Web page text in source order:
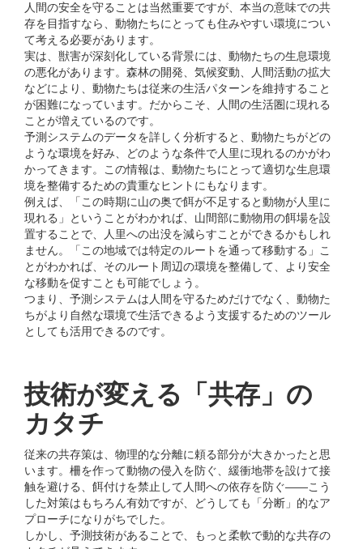
⼈間の安全を守ることは当然重要ですが、本当の意味での共
存を⽬指すなら、動物たちにとっても住みやすい環境につい
て考える必要があります。
実は、獣害が深刻化している背景には、動物たちの⽣息環境
の悪化があります。森林の開発、気候変動、⼈間活動の拡⼤
などにより、動物たちは従来の⽣活パターンを維持すること
が困難になっています。だからこそ、⼈間の⽣活圏に現れる
ことが増えているのです。
予測システムのデータを詳しく分析すると、動物たちがどの
ような環境を好み、どのような条件で⼈⾥に現れるのかがわ
かってきます。この情報は、動物たちにとって適切な⽣息環
境を整備するための貴重なヒントにもなります。
例えば、「この時期に⼭の奥で餌が不⾜すると動物が⼈⾥に
現れる」ということがわかれば、⼭間部に動物⽤の餌場を設
置することで、⼈⾥への出没を減らすことができるかもしれ
ません。「この地域では特定のルートを通って移動する」こ
とがわかれば、そのルート周辺の環境を整備して、より安全
な移動を促すことも可能でしょう。
つまり、予測システムは⼈間を守るためだけでなく、動物た
ちがより⾃然な環境で⽣活できるよう⽀援するためのツール
としても活⽤できるのです。
技術が変える「共存」の
カタチ
従来の共存策は、物理的な分離に頼る部分が⼤きかったと思
います。柵を作って動物の侵⼊を防ぐ、緩衝地帯を設けて接
触を避ける、餌付けを禁⽌して⼈間への依存を防ぐ――こう
した対策はもちろん有効ですが、どうしても「分断」的なア
プローチになりがちでした。
しかし、予測技術があることで、もっと柔軟で動的な共存の